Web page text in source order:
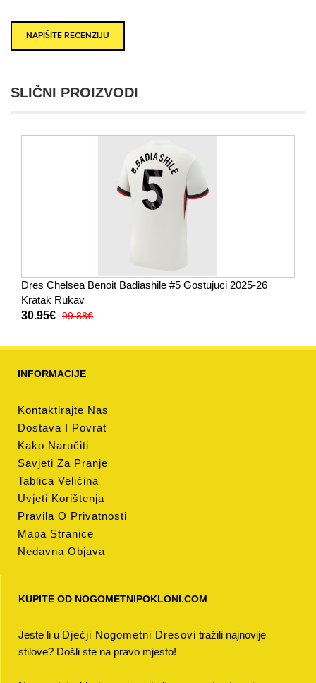
NAPIŠITE RECENZIJU
SLIČNI PROIZVODI
Dres Chelsea Benoit Badiashile #5 Gostujuci 2025-26
Kratak Rukav
30.95€ 99.88€
INFORMACIJE
Kontaktirajte Nas
Dostava I Povrat
Kako Naručiti
Savjeti Za Pranje
Tablica Veličina
Uvjeti Korištenja
Pravila O Privatnosti
Mapa Stranice
Nedavna Objava
KUPITE OD NOGOMETNIPOKLONI.COM
Jeste li u Dječji Nogometni Dresovi tražili najnovije
stilove? Došli ste na pravo mjesto!